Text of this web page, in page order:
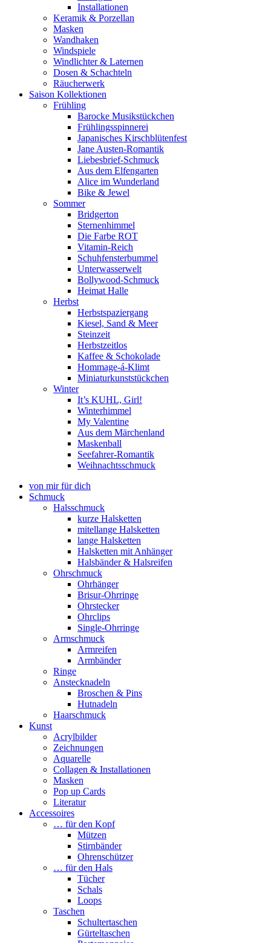
Installationen
Keramik & Porzellan
Masken
Wandhaken
Windspiele
Windlichter & Laternen
Dosen & Schachteln
Räucherwerk
Saison Kollektionen
Frühling
Barocke Musikstückchen
Frühlingsspinnerei
Japanisches Kirschblütenfest
Jane Austen-Romantik
Liebesbrief-Schmuck
Aus dem Elfengarten
Alice im Wunderland
Bike & Jewel
Sommer
Bridgerton
Sternenhimmel
Die Farbe ROT
Vitamin-Reich
Schuhfensterbummel
Unterwasserwelt
Bollywood-Schmuck
Heimat Halle
Herbst
Herbstspaziergang
Kiesel, Sand & Meer
Steinzeit
Herbstzeitlos
Kaffee & Schokolade
Hommage-á-Klimt
Miniaturkunststückchen
Winter
It’s KUHL, Girl!
Winterhimmel
My Valentine
Aus dem Märchenland
Maskenball
Seefahrer-Romantik
Weihnachtsschmuck
von mir für dich
Schmuck
Halsschmuck
kurze Halsketten
mitellange Halsketten
lange Halsketten
Halsketten mit Anhänger
Halsbänder & Halsreifen
Ohrschmuck
Ohrhänger
Brisur-Ohrringe
Ohrstecker
Ohrclips
Single-Ohrringe
Armschmuck
Armreifen
Armbänder
Ringe
Anstecknadeln
Broschen & Pins
Hutnadeln
Haarschmuck
Kunst
Acrylbilder
Zeichnungen
Aquarelle
Collagen & Installationen
Masken
Pop up Cards
Literatur
Accessoires
… für den Kopf
Mützen
Stirnbänder
Ohrenschützer
… für den Hals
Tücher
Schals
Loops
Taschen
Schultertaschen
Gürteltaschen